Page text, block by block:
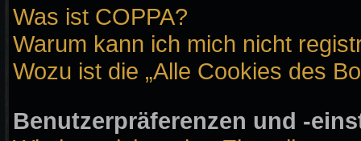
Was ist COPPA?
Warum kann ich mich nicht
Wozu ist die „Alle Cookies des
Benutzerpräferenzen und -